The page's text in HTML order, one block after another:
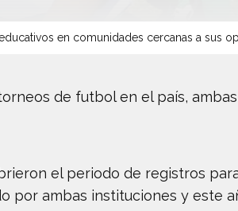
en comunidades cercanas a sus
de futbol en el país,
el periodo de registros
por ambas instituciones y este